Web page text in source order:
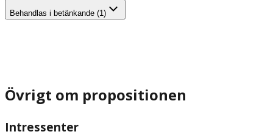
Behandlas i betänkande (1)
Övrigt om propositionen
Intressenter